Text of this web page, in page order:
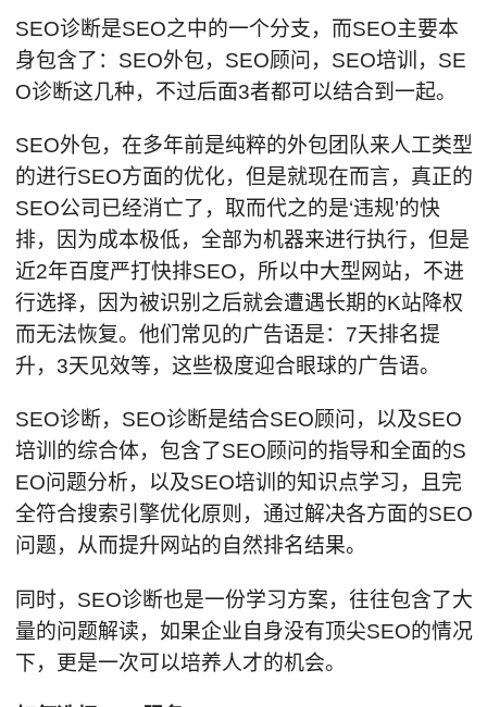
SEO诊断是SEO之中的一个分支，而SEO主要本
身包含了：SEO外包，SEO顾问，SEO培训，SE
O诊断这几种，不过后面3者都可以结合到一起。
SEO外包，在多年前是纯粹的外包团队来人工类型
的进行SEO方面的优化，但是就现在而言，真正的
SEO公司已经消亡了，取而代之的是‘违规’的快
排，因为成本极低，全部为机器来进行执行，但是
近2年百度严打快排SEO，所以中大型网站，不进
行选择，因为被识别之后就会遭遇长期的K站降权
而无法恢复。他们常见的广告语是：7天排名提
升，3天见效等，这些极度迎合眼球的广告语。
SEO诊断，SEO诊断是结合SEO顾问，以及SEO
培训的综合体，包含了SEO顾问的指导和全面的S
EO问题分析，以及SEO培训的知识点学习，且完
全符合搜索引擎优化原则，通过解决各方面的SEO
问题，从而提升网站的自然排名结果。
同时，SEO诊断也是一份学习方案，往往包含了大
量的问题解读，如果企业自身没有顶尖SEO的情况
下，更是一次可以培养人才的机会。